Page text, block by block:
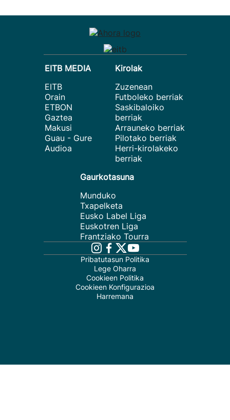
EITB MEDIA
EITB
Orain
ETBON
Gaztea
Makusi
Guau - Gure
Audioa
Kirolak
Zuzenean
Futboleko berriak
Saskibaloiko
berriak
Arrauneko berriak
Pilotako berriak
Herri-kirolakeko
berriak
Gaurkotasuna
Munduko
Txapelketa
Eusko Label Liga
Euskotren Liga
Frantziako Tourra
Pribatutasun Politika
Lege Oharra
Cookieen Politika
Cookieen Konfigurazioa
Harremana